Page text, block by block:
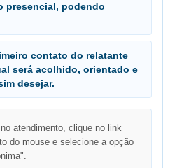
de Gestão de Pessoas
presencial, podendo
contato do relatante
será acolhido, orientado e
desejar.
atendimento, clique no link
do mouse e selecione a opção